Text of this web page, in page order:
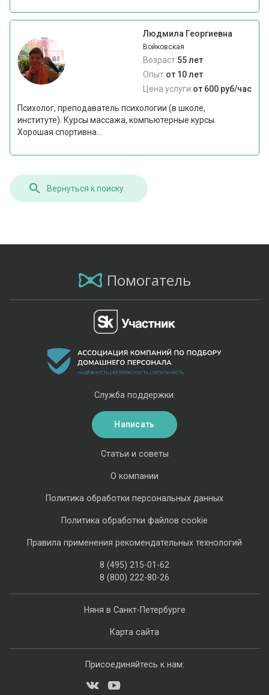
Людмила Георгиевна
Войковская
Возраст:55 лет
Опыт:от 10 лет
Цена услуги:от 600 руб/час
Психолог, преподаватель психологии (в школе,
институте). Курсы массажа, компьютерные курсы.
Хорошая спортивна...
Вернуться к поиску
Помогатель
Няня в Санкт-Петербурге
Карта сайта
Статьи и советы
О компании
Политика обработки персональных данных
Политика обработки файлов cookie
Правила применения рекомендательных технологий
8 (495) 215-01-62
8 (800) 222-80-26
Служба поддержки:
Написать
Присоединяйтесь к нам: